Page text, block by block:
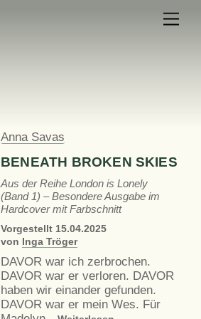
Anna Savas
BENEATH BROKEN SKIES
Aus der Reihe London is Lonely
(Band 1) – Besondere Ausgabe im
Hardcover mit Farbschnitt
Vorgestellt 15.04.2025
von Inga Tröger
DAVOR war ich zerbrochen.
DAVOR war er verloren. DAVOR
haben wir einander gefunden.
DAVOR war er mein Wes. Für